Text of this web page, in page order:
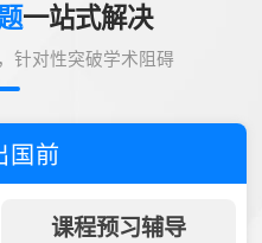
一站式解决
针对性突破学术阻碍
国前
课程预习辅导